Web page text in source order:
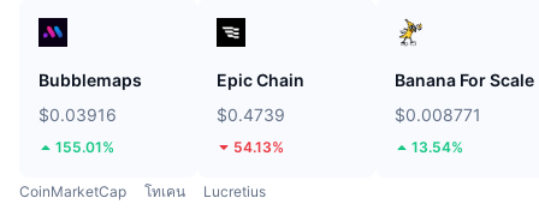
Bubblemaps
$0.03916
155.01%
Epic Chain
$0.4739
54.13%
Banana For Scale
$0.008771
13.54%
CoinMarketCap โทเคน Lucretius